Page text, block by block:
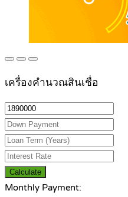
เครื่องคำนวณสินเชื่อ
Calculate
Monthly Payment: